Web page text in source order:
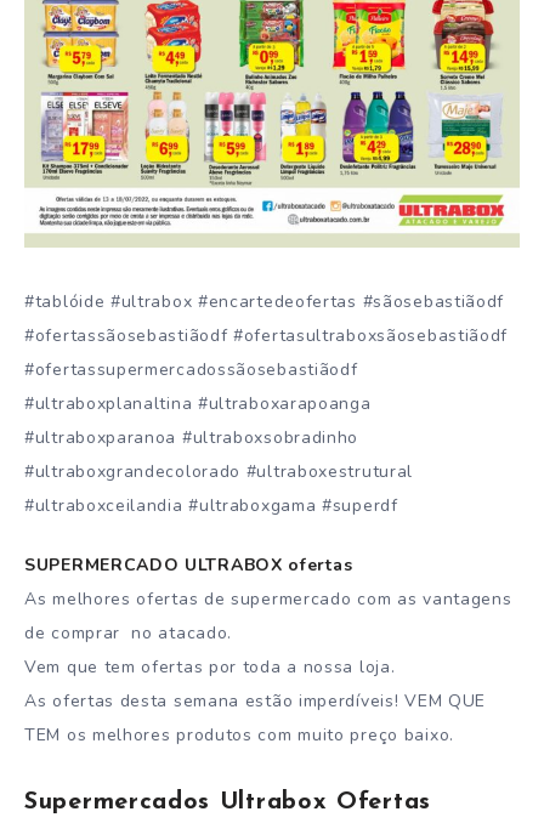
#tablóide #ultrabox #encartedeofertas #sãosebastiãodf
#ofertassãosebastiãodf #ofertasultraboxsãosebastiãodf
#ofertassupermercadossãosebastiãodf
#ultraboxplanaltina #ultraboxarapoanga
#ultraboxparanoa #ultraboxsobradinho
#ultraboxgrandecolorado #ultraboxestrutural
#ultraboxceilandia #ultraboxgama #superdf
SUPERMERCADO ULTRABOX ofertas
As melhores ofertas de supermercado com as vantagens
de comprar no atacado.
Vem que tem ofertas por toda a nossa loja.
As ofertas desta semana estão imperdíveis! VEM QUE
TEM os melhores produtos com muito preço baixo.
Supermercados Ultrabox Ofertas